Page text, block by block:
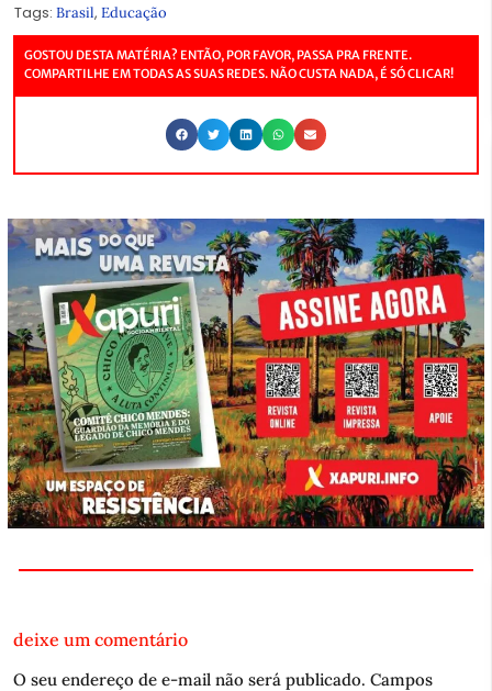
Tags: Brasil, Educação
GOSTOU DESTA MATÉRIA? ENTÃO, POR FAVOR, PASSA PRA FRENTE.
COMPARTILHE EM TODAS AS SUAS REDES. NÃO CUSTA NADA, É SÓ CLICAR!
deixe um comentário
O seu endereço de e-mail não será publicado. Campos